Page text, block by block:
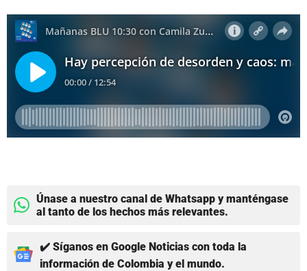
Únase a nuestro canal de Whatsapp y manténgase
al tanto de los hechos más relevantes.
✔️ Síganos en Google Noticias con toda la
información de Colombia y el mundo.